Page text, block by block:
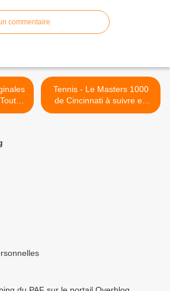
commentaire
sur
Tennis - Le Masters 1000
de Cincinnati à suivre en
exclusivité sur Eurosport >